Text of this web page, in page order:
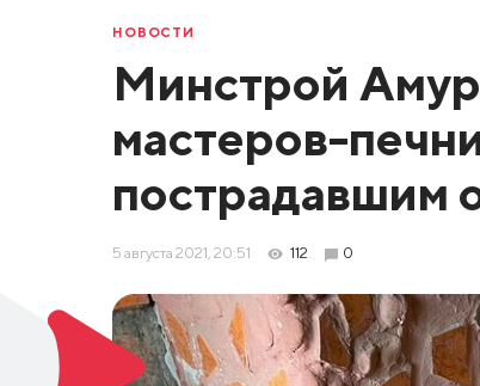
НОВОСТИ
Минстрой
мастеров-
пострадавшим
5 августа 2021, 20:51 112 0